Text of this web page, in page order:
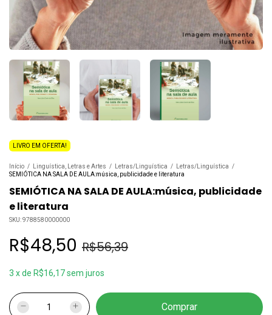
LIVRO EM OFERTA!
Início / Linguística, Letras e Artes / Letras/Linguística / Letras/Linguística /
SEMIÓTICA NA SALA DE AULA:música, publicidade e literatura
SEMIÓTICA NA SALA DE AULA:música, publicidade
e literatura
SKU:9788580000000
R$48,50 R$56,39
3 xde R$16,17sem juros